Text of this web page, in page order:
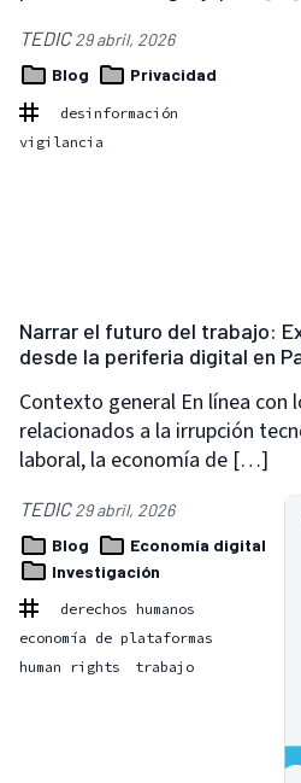
TEDIC29 abril, 2026
Blog
Privacidad
desinformación
vigilancia
Narrar el futuro del trabajo:
desde la periferia digital en
Contexto general En línea con
relacionados a la irrupción
laboral, la economía de […]
TEDIC29 abril, 2026
Blog
Economía digital
Investigación
derechos humanos
economía de plataformas
human rights
trabajo